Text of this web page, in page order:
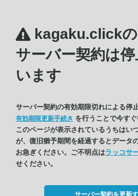
kagaku.clickの
サーバー契約は
います
サーバー契約の有効期限切れによる停
有効期限更新手続き を行うことで今す
このページが表示されているうちはい
が、復旧猶予期間を経過するとデータ
お急ぎください。ご不明点はラッコサ
せください。
サーバー契約を更新